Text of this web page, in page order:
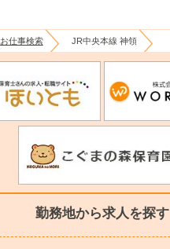
お仕事検索 JR中央本線 神領
勤務地から求人を探す